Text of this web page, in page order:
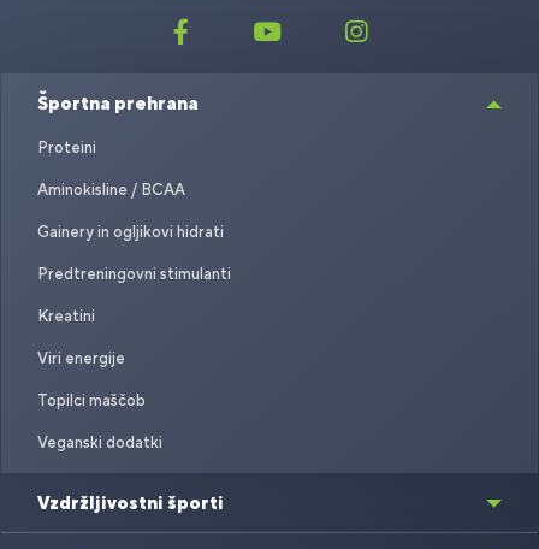
Športna prehrana
Proteini
Aminokisline / BCAA
Gainery in ogljikovi hidrati
Predtreningovni stimulanti
Kreatini
Viri energije
Topilci maščob
Veganski dodatki
Vzdržljivostni športi